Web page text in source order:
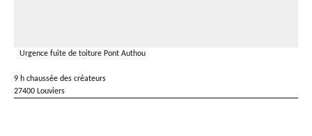
Urgence fuite de toiture Pont Authou
9 h chaussée des créateurs
27400 Louviers